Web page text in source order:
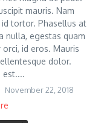
mauris. Nam
id tortor. Phasellus at
nulla, egestas quam
id eros. Mauris
dolor.
est....
November 22, 2018